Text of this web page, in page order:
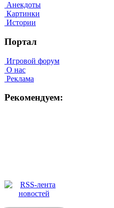
Анекдоты
Картинки
Истории
Портал
Игровой форум
О нас
Реклама
Рекомендуем: